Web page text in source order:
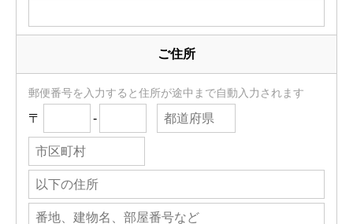
ご住所
郵便番号を入力すると住所が途中まで自動入力されます
〒 -